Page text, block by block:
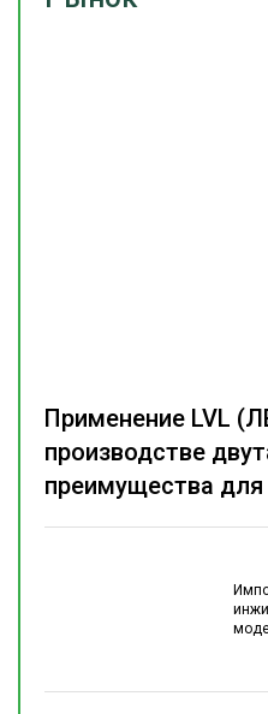
Применение LVL
производстве
преимущества для